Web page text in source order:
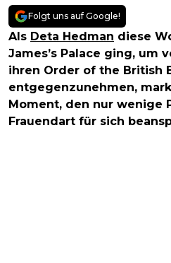
Folgt uns auf Google!
Als Deta Hedman diese
James’s Palace ging, um
ihren Order of the British
entgegenzunehmen,
Moment, den nur wenige
Frauendart für sich